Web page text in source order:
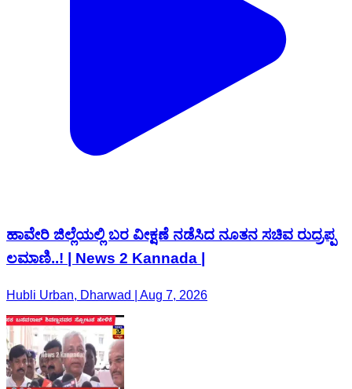
ಹಾವೇರಿ ಜಿಲ್ಲೆಯಲ್ಲಿ ಬರ ವೀಕ್ಷಣೆ ನಡೆಸಿದ ನೂತನ ಸಚಿವ ರುದ್ರಪ್ಪ
ಲಮಾಣಿ..! | News 2 Kannada |
Hubli Urban, Dharwad | Aug 7, 2026